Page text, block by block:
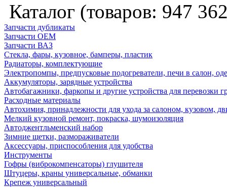
Каталог (товаров: 947
Запчасти дубликаты
Запчасти ОЕМ
Запчасти ВАЗ
Стекла, фары, кузовное, бамперы, пластик
Радиаторы, комплектующие
Электропомпы, предпусковые подогреватели, печи в салон,
Аккумуляторы, зарядные устройства
Автобагажники, фаркопы и другие устройства для перевозки
Расходные материалы
Автохимия, принадлежности для ухода за салоном, кузовом,
Мелкий кузовной ремонт, покраска, шумоизоляция
Автоджентльменский набор
Зимние щетки, размораживатели
Аксессуары, приспособления для удобства
Инструменты
Гофры (виброкомпенсаторы) глушителя
Штуцеры, краны универсальные, обманки
Крепеж универсальный